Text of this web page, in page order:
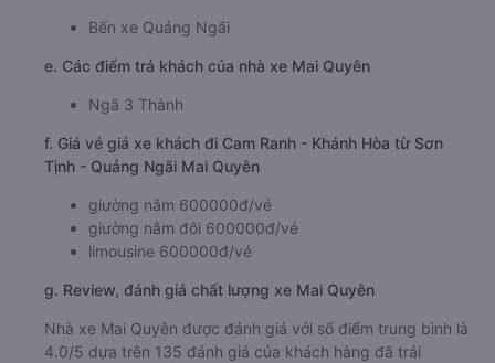
Bến xe Quảng Ngãi
e. Các điểm trả khách của nhà xe Mai Quyên
Ngã 3 Thành
f. Giá vé giá xe khách đi Cam Ranh - Khánh Hòa từ Sơn
Tịnh - Quảng Ngãi Mai Quyên
giường nằm 600000đ/vé
giường nằm đôi 600000đ/vé
limousine 600000đ/vé
g. Review, đánh giá chất lượng xe Mai Quyên
Nhà xe Mai Quyên được đánh giá với số điểm trung bình là
4.0/5 dựa trên 135 đánh giá của khách hàng đã trải